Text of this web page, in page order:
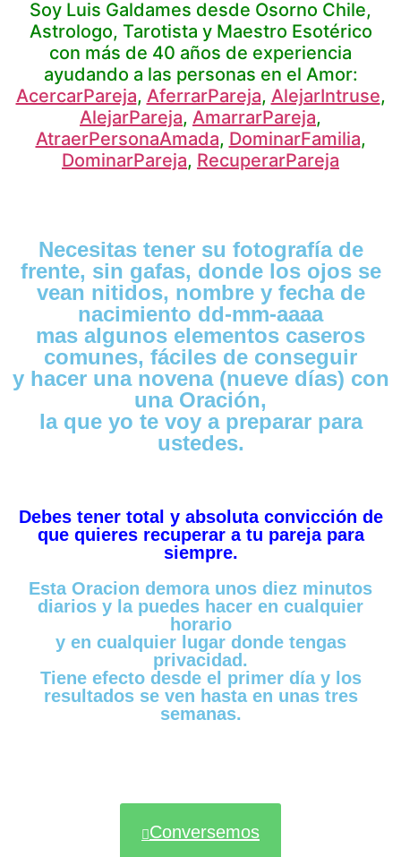
Soy Luis Galdames desde Osorno Chile,
Astrologo, Tarotista y Maestro Esotérico
con más de 40 años de experiencia
ayudando a las personas en el Amor:
AcercarPareja, AferrarPareja, AlejarIntruse,
AlejarPareja, AmarrarPareja,
AtraerPersonaAmada, DominarFamilia,
DominarPareja, RecuperarPareja
Necesitas tener su fotografía de
frente, sin gafas, donde los ojos se
vean nitidos, nombre y fecha de
nacimiento dd-mm-aaaa
mas algunos elementos caseros
comunes, fáciles de conseguir
y hacer una novena (nueve días) con
una Oración,
la que yo te voy a preparar para
ustedes.
Debes tener total y absoluta convicción de
que quieres recuperar a tu pareja para
siempre.
Esta Oracion demora unos diez minutos
diarios y la puedes hacer en cualquier
horario
y en cualquier lugar donde tengas
privacidad.
Tiene efecto desde el primer día y los
resultados se ven hasta en unas tres
semanas.
Conversemos